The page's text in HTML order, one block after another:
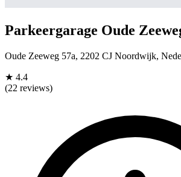
Parkeergarage Oude
Oude Zeeweg 57a, 2202 CJ Noordwijk,
★ 4.4
(22 reviews)